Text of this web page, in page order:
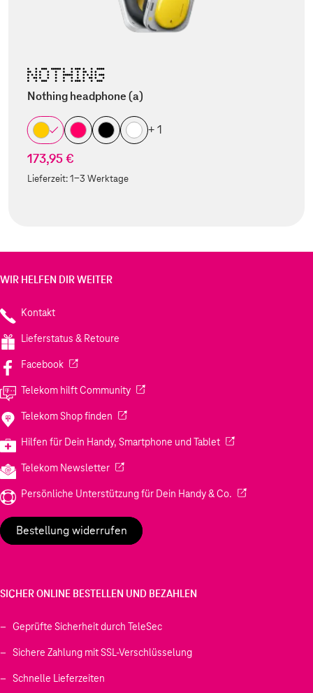
Nothing headphone (a)
+ 1
173,95 €
Lieferzeit:1-3 Werktage
WIR HELFEN DIR WEITER
Kontakt
Lieferstatus & Retoure
Facebook(Wird in einem neuen Tab geöffnet)
Telekom hilft Community(Wird in einem neuen Tab geöffnet)
Telekom Shop finden (Wird in einem neuen Tab geöffnet)
Hilfen für Dein Handy, Smartphone und Tablet(Wird in einem
Telekom Newsletter(Wird in einem neuen Tab geöffnet)
Persönliche Unterstützung für Dein Handy & Co. (Wird in einem
Bestellung widerrufen
SICHER ONLINE BESTELLEN UND BEZAHLEN
Geprüfte Sicherheit durch TeleSec
Sichere Zahlung mit SSL-Verschlüsselung
Schnelle Lieferzeiten